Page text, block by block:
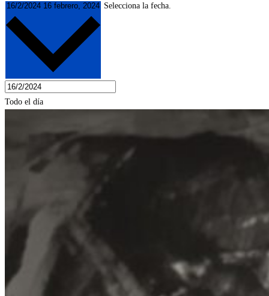
16/2/2024 16 febrero, 2024 Selecciona la fecha.
Todo el día